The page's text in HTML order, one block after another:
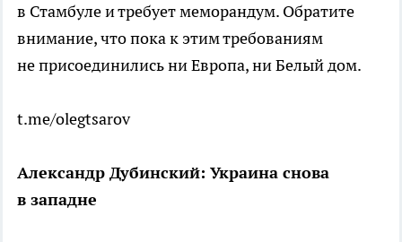
в Стамбуле и требует меморандум. Обратите
внимание, что пока к этим требованиям
не присоединились ни Европа, ни Белый дом.
t.me/olegtsarov
Александр Дубинский: Украина снова
в западне